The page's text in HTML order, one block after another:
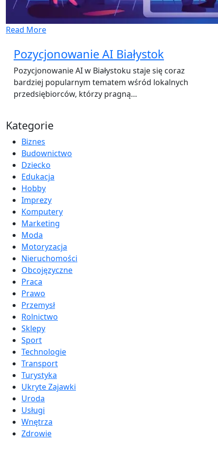
Read More
Pozycjonowanie AI Białystok
Pozycjonowanie AI w Białystoku staje się coraz
bardziej popularnym tematem wśród lokalnych
przedsiębiorców, którzy pragną…
Kategorie
Biznes
Budownictwo
Dziecko
Edukacja
Hobby
Imprezy
Komputery
Marketing
Moda
Motoryzacja
Nieruchomości
Obcojęzyczne
Praca
Prawo
Przemysł
Rolnictwo
Sklepy
Sport
Technologie
Transport
Turystyka
Ukryte Zajawki
Uroda
Usługi
Wnętrza
Zdrowie